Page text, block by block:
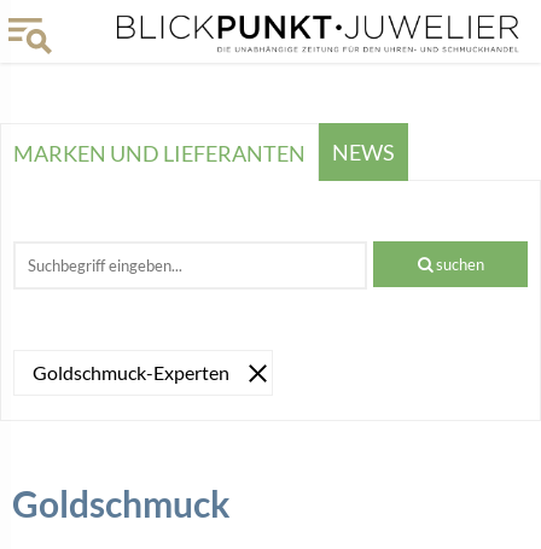
MARKEN UND LIEFERANTEN NEWS
suchen
Goldschmuck-Experten
Goldschmuck